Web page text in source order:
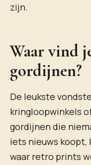
zijn.
Waar vind
gordijnen?
De leukste
kringloopwinkels
gordijnen die
iets nieuws
waar retro prints